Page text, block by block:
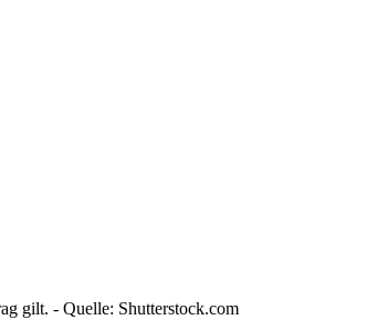
gilt. - Quelle: Shutterstock.com